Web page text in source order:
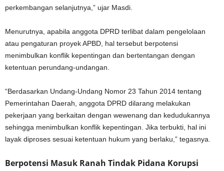
perkembangan selanjutnya,” ujar Masdi.
Menurutnya, apabila anggota DPRD terlibat dalam pengelolaan
atau pengaturan proyek APBD, hal tersebut berpotensi
menimbulkan konflik kepentingan dan bertentangan dengan
ketentuan perundang-undangan.
“Berdasarkan Undang-Undang Nomor 23 Tahun 2014 tentang
Pemerintahan Daerah, anggota DPRD dilarang melakukan
pekerjaan yang berkaitan dengan wewenang dan kedudukannya
sehingga menimbulkan konflik kepentingan. Jika terbukti, hal ini
layak diproses sesuai ketentuan hukum yang berlaku,” tegasnya.
Berpotensi Masuk Ranah Tindak Pidana Korupsi